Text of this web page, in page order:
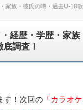
族・彼氏の噂・過去U-18
経歴・学歴・家族
調査！
す！次回の 「カラオ